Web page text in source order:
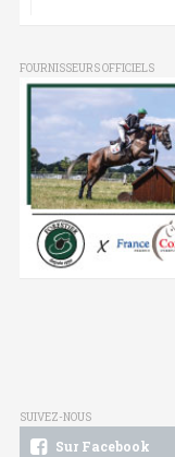
FOURNISSEURS OFFICIELS
SUIVEZ-NOUS
Sur Facebook